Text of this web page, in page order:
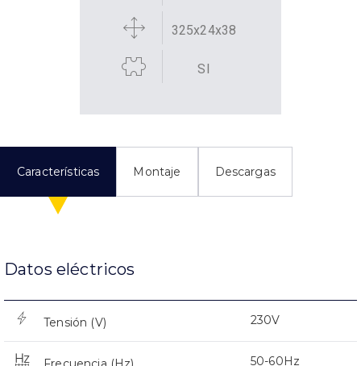
325x24x38
SI
Características Montaje Descargas
Datos eléctricos
Tensión (V) 230V
50-60Hz